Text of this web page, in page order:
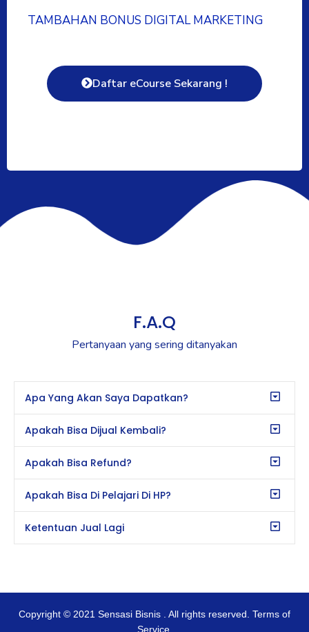
TAMBAHAN BONUS DIGITAL MARKETING
Daftar eCourse Sekarang !
F.A.Q
Pertanyaan yang sering ditanyakan
Apa Yang Akan Saya Dapatkan?
Apakah Bisa Dijual Kembali?
Apakah Bisa Refund?
Apakah Bisa Di Pelajari Di HP?
Ketentuan Jual Lagi
Copyright © 2021 Sensasi Bisnis . All rights reserved. Terms of
Service.